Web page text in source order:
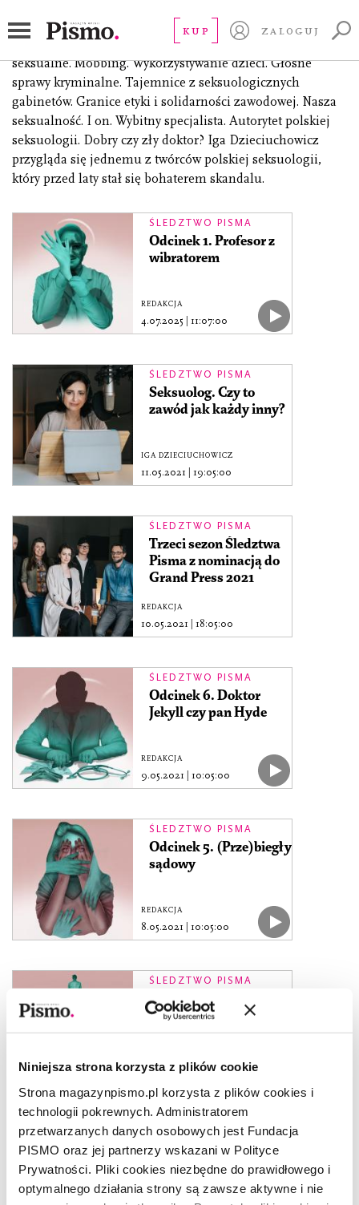
Niniejsza strona korzysta z plików cookie
Strona magazynpismo.pl korzysta z plików cookies i
technologii pokrewnych. Administratorem
przetwarzanych danych osobowych jest Fundacja
PISMO oraz jej partnerzy wskazani w Polityce
Prywatności. Pliki cookies niezbędne do prawidłowego i
optymalnego działania strony są zawsze aktywne i nie
KUP ZALOGUJ
Wątpliwe terapie. Niezgodność płci. Molestowanie
seksualne. Mobbing. Wykorzystywanie dzieci. Głośne
sprawy kryminalne. Tajemnice z seksuologicznych
gabinetów. Granice etyki i solidarności zawodowej. Nasza
seksualność. I on. Wybitny specjalista. Autorytet polskiej
seksuologii. Dobry czy zły doktor? Iga Dzieciuchowicz
przygląda się jednemu z twórców polskiej seksuologii,
który przed laty stał się bohaterem skandalu.
ŚLEDZTWO PISMA
Odcinek 1. Profesor z
wibratorem
REDAKCJA
4.07.2025 11:07:00
ŚLEDZTWO PISMA
Seksuolog. Czy to
zawód jak każdy inny?
IGA DZIECIUCHOWICZ
11.05.2021 19:05:00
ŚLEDZTWO PISMA
Trzeci sezon Śledztwa
Pisma z nominacją do
Grand Press 2021
REDAKCJA
10.05.2021 18:05:00
ŚLEDZTWO PISMA
Odcinek 6. Doktor
Jekyll czy pan Hyde
REDAKCJA
9.05.2021 10:05:00
ŚLEDZTWO PISMA
Odcinek 5. (Prze)biegły
sądowy
REDAKCJA
8.05.2021 10:05:00
ŚLEDZTWO PISMA
Odcinek 4. Nietykalny
REDAKCJA
ŚLEDZTWO PISMA
Odcinek 3. Pan i
władca